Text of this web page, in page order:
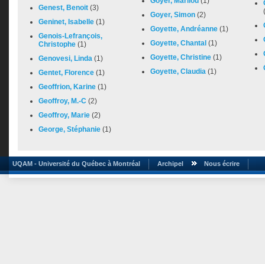
Genest, Benoit (3)
Geninet, Isabelle (1)
Genois-Lefrançois,
Christophe (1)
Genovesi, Linda (1)
Gentet, Florence (1)
Geoffrion, Karine (1)
Geoffroy, M.-C (2)
Geoffroy, Marie (2)
George, Stéphanie (1)
Goyer, Simon (2)
Goyette, Andréanne (1)
Goyette, Chantal (1)
Goyette, Christine (1)
Goyette, Claudia (1)
UQAM - Université du Québec à Montréal Archipel Nous écrire